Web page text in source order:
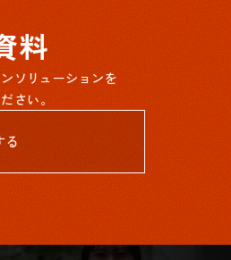
料
ソリューションを
さい。
る